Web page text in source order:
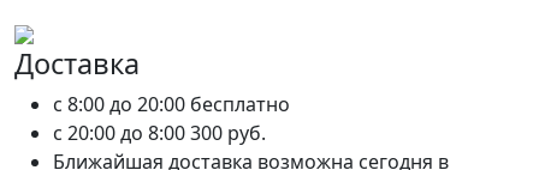
Доставка
c 8:00 до 20:00 бесплатно
c 20:00 до 8:00300 руб.
Ближайшая доставка возможна сегодня в